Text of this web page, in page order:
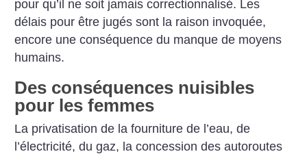
pour qu’il ne soit jamais correctionnalisé. Les
délais pour être jugés sont la raison invoquée,
encore une conséquence du manque de moyens
humains.
Des conséquences nuisibles
pour les femmes
La privatisation de la fourniture de l’eau, de
l’électricité, du gaz, la concession des autoroutes